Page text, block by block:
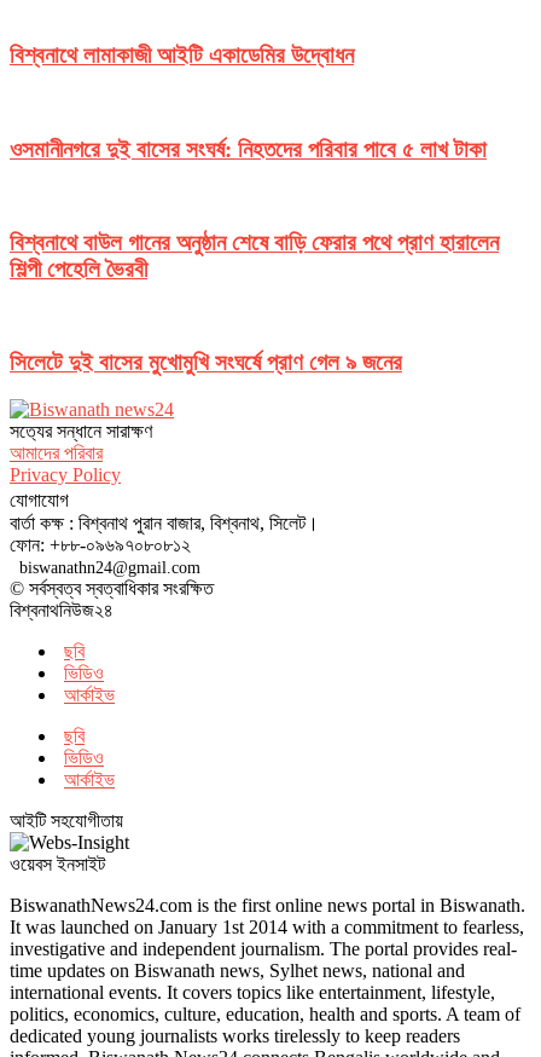
বিশ্বনাথে লামাকাজী আইটি একাডেমির উদ্বোধন
ওসমানীনগরে দুই বাসের সংঘর্ষ: নিহতদের পরিবার পাবে ৫ লাখ টাকা
বিশ্বনাথে বাউল গানের অনুষ্ঠান শেষে বাড়ি ফেরার পথে প্রাণ হারালেন
শিল্পী পেহেলি ভৈরবী
সিলেটে দুই বাসের মুখোমুখি সংঘর্ষে প্রাণ গেল ৯ জনের
সত‌্যের সন্ধানে সারাক্ষণ
আমাদের পরিবার
Privacy Policy
যোগাযোগ
বার্তা কক্ষ : বিশ্বনাথ পুরান বাজার, বিশ্বনাথ, সিলেট।
ফোন: +৮৮-০৯৬৯৭০৮০৮১২
biswanathn24@gmail.com
© সর্বস্বত্ব স্বত্বাধিকার সংরক্ষিত
বিশ্বনাথনিউজ২৪
ছবি
ভিডিও
আর্কাইভ
ছবি
ভিডিও
আর্কাইভ
আইটি সহযোগীতায়
ওয়েবস ইনসাইট
BiswanathNews24.com is the first online news portal in Biswanath.
It was launched on January 1st 2014 with a commitment to fearless,
investigative and independent journalism. The portal provides real-
time updates on Biswanath news, Sylhet news, national and
international events. It covers topics like entertainment, lifestyle,
politics, economics, culture, education, health and sports. A team of
dedicated young journalists works tirelessly to keep readers